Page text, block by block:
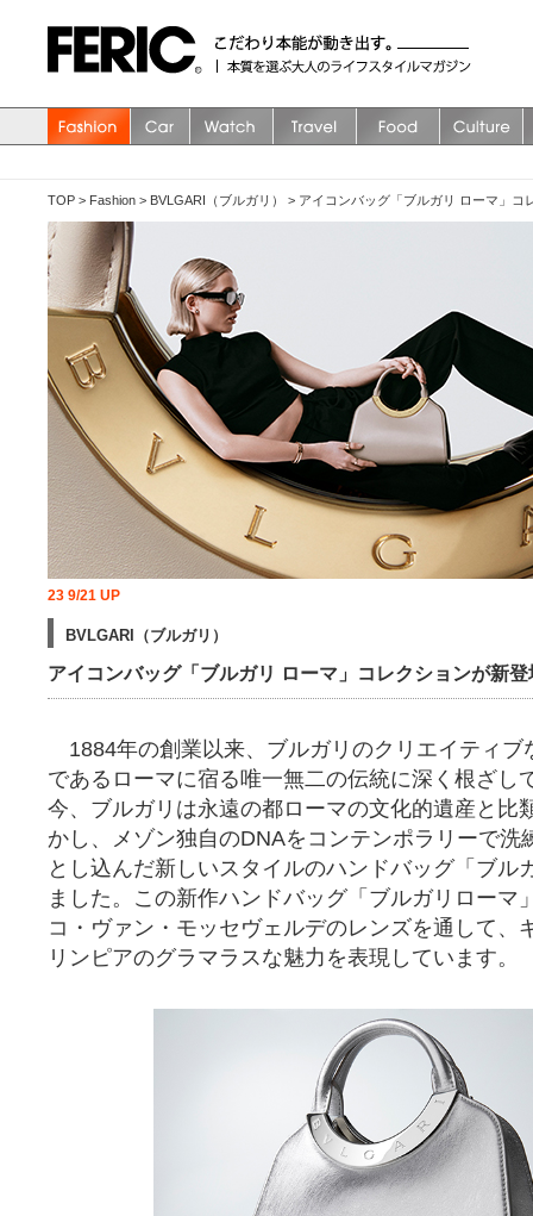
TOP > Fashion > BVLGARI（ブルガリ） > アイコンバッグ「ブルガリ ローマ」コ
23 9/21 UP
BVLGARI（ブルガリ）
アイコンバッグ「ブルガリ ローマ」コレクションが新登
1884年の創業以来、ブルガリのクリエイティブ
であるローマに宿る唯一無二の伝統に深く根ざし
今、ブルガリは永遠の都ローマの文化的遺産と比
かし、メゾン独自のDNAをコンテンポラリーで洗
とし込んだ新しいスタイルのハンドバッグ「ブル
ました。この新作ハンドバッグ「ブルガリローマ
コ・ヴァン・モッセヴェルデのレンズを通して、
リンピアのグラマラスな魅力を表現しています。